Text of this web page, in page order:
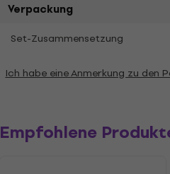
Verpackung
Set-Zusammensetzung
Ich habe eine Anmerkung zu den
Empfohlene